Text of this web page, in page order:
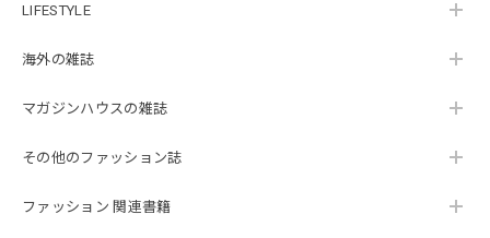
LIFESTYLE
海外の雑誌
マガジンハウスの雑誌
その他のファッション誌
ファッション 関連書籍